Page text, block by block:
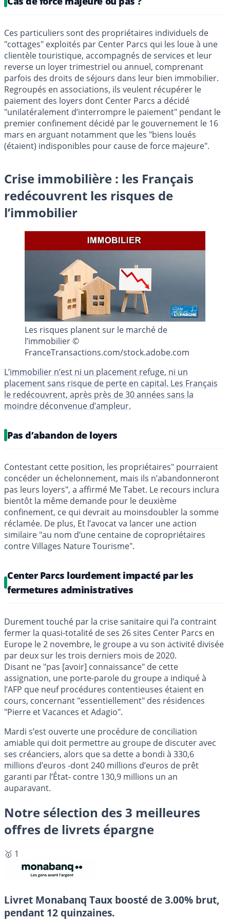
Ces particuliers sont des propriétaires individuels de
"cottages" exploités par Center Parcs qui les loue à une
clientèle touristique, accompagnés de services et leur
reverse un loyer trimestriel ou annuel, comprenant
parfois des droits de séjours dans leur bien immobilier.
Regroupés en associations, ils veulent récupérer le
paiement des loyers dont Center Parcs a décidé
"unilatéralement d’interrompre le paiement" pendant le
premier confinement décidé par le gouvernement le 16
mars en arguant notamment que les "biens loués
(étaient) indisponibles pour cause de force majeure".
Crise immobilière : les Français
redécouvrent les risques de
l’immobilier
Les risques planent sur le marché de
l’immobilier ©
FranceTransactions.com/stock.adobe.com
L’immobilier n’est ni un placement refuge, ni un
placement sans risque de perte en capital. Les Français
le redécouvrent, après près de 30 années sans la
moindre déconvenue d’ampleur.
Pas d’abandon de loyers
Contestant cette position, les propriétaires" pourraient
concéder un échelonnement, mais ils n’abandonneront
pas leurs loyers", a affirmé Me Tabet. Le recours inclura
bientôt la même demande pour le deuxième
confinement, ce qui devrait au moinsdoubler la somme
réclamée. De plus, Et l’avocat va lancer une action
similaire "au nom d’une centaine de copropriétaires
contre Villages Nature Tourisme".
Center Parcs lourdement impacté par les
fermetures administratives
Durement touché par la crise sanitaire qui l’a contraint
fermer la quasi-totalité de ses 26 sites Center Parcs en
Europe le 2 novembre, le groupe a vu son activité divisée
par deux sur les trois derniers mois de 2020.
Disant ne "pas [avoir] connaissance" de cette
assignation, une porte-parole du groupe a indiqué à
l’AFP que neuf procédures contentieuses étaient en
cours, concernant "essentiellement" des résidences
"Pierre et Vacances et Adagio".
Mardi s’est ouverte une procédure de conciliation
amiable qui doit permettre au groupe de discuter avec
ses créanciers, alors que sa dette a bondi à 330,6
millions d’euros -dont 240 millions d’euros de prêt
garanti par l’État- contre 130,9 millions un an
auparavant.
Notre sélection des 3 meilleures
offres de livrets épargne
🥇 1
Livret Monabanq Taux boosté de 3.00% brut,
pendant 12 quinzaines.